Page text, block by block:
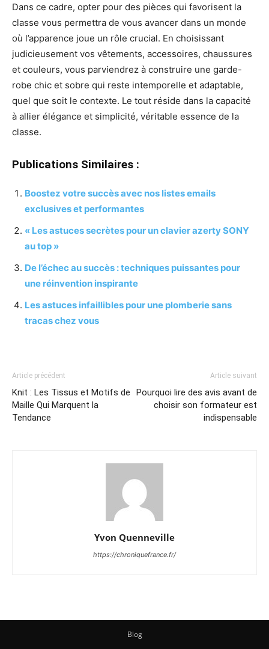
Dans ce cadre, opter pour des pièces qui favorisent la
classe vous permettra de vous avancer dans un monde
où l’apparence joue un rôle crucial. En choisissant
judicieusement vos vêtements, accessoires, chaussures
et couleurs, vous parviendrez à construire une garde-
robe chic et sobre qui reste intemporelle et adaptable,
quel que soit le contexte. Le tout réside dans la capacité
à allier élégance et simplicité, véritable essence de la
classe.
Publications Similaires :
Boostez votre succès avec nos listes emails
exclusives et performantes
« Les astuces secrètes pour un clavier azerty SONY
au top »
De l’échec au succès : techniques puissantes pour
une réinvention inspirante
Les astuces infaillibles pour une plomberie sans
tracas chez vous
Article précédent
Knit : Les Tissus et Motifs de
Maille Qui Marquent la
Tendance
Article suivant
Pourquoi lire des avis avant de
choisir son formateur est
indispensable
Yvon Quenneville
https://chroniquefrance.fr/
Blog